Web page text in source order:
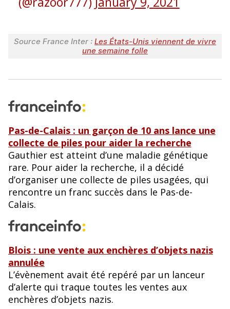
Source France Inter : Les États-Unis viennent de vivre
une semaine folle
Pas-de-Calais : un garçon de 10 ans lance une
collecte de piles pour aider la recherche
Gauthier est atteint d’une maladie génétique
rare. Pour aider la recherche, il a décidé
d’organiser une collecte de piles usagées, qui
rencontre un franc succès dans le Pas-de-
Calais.
Blois : une vente aux enchères d’objets nazis
annulée
L’évènement avait été repéré par un lanceur
d’alerte qui traque toutes les ventes aux
enchères d’objets nazis.